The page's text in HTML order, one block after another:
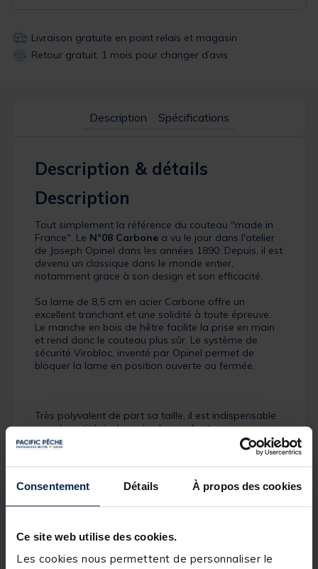
Consentement Détails À propos des cookies
Ce site web utilise des cookies.
Les cookies nous permettent de personnaliser le
Livraison gratuite en point relais et magasin
Retour gratuit, 1 mois pour changer d’avis
Description Spécifications
Description & détails
Description
Tout simplement la référence du couteau "made in
France". Le N°08 Carbone a vu le jour dans l'atelier
de Joseph Opinel dans les années 1890. Depuis, il est
devenu un classique dans le monde entier,
notamment grace à son design et son efficacité.
Sa lame de 8,5 cm en acier Carbone offre un
excellent tranchant et une solidité à toute épreuve.
Le manche en bois de hêtre facilite la prise en main
et rend donc le couteau plus sûr. Le système de
sécurité Virobloc, inventé par Opinel permet de
bloquer la lame en position ouverte ou fermée.
Très polyvalent de part sa taille, il est indispensable
pour le petit bricolage, la chasse, les travaux
agricoles, les loisirs créatifs comme la sculpture sur
bois...
Ce couteau requiert un entretien de la lame après